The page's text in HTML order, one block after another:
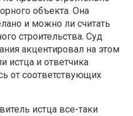
объекта. Она
и можно ли считать
строительства. Суд
акцентировал на этом
истца и ответчика
от соответствующих
истца все-таки